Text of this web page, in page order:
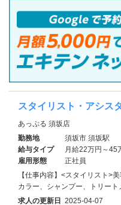
スタイリスト・アシス
あっぷる 須坂店
勤務地
須坂市 須坂駅
給与タイプ
月給22万円～45
雇用形態
正社員
【仕事内容】<スタイリスト>
カラー、シャンプー、トリー
求人の更新日 2025-04-07